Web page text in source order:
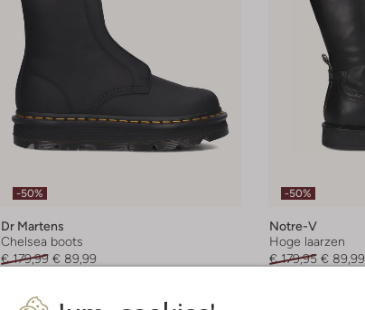
-50%
Dr Martens
Chelsea boots
€ 179,99 € 89,99
-50%
Notre-V
Hoge laarzen
€ 179,95 € 89,99